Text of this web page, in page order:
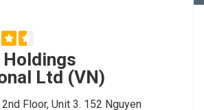
Holdings
Ltd (VN)
2nd Floor, Unit 3. 152 Nguyen